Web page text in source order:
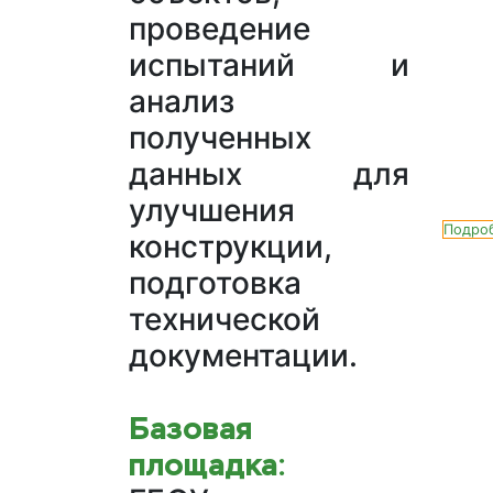
проведение
испытаний и
анализ
полученных
данных для
улучшения
конструкции,
подготовка
технической
документации.
Базовая
площадка: